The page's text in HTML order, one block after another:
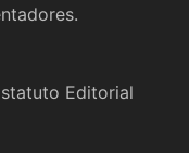
Editorial